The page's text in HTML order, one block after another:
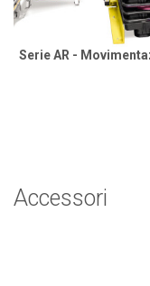
Serie AR -
Accessori